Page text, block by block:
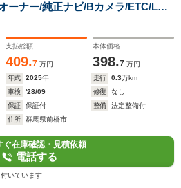
ーナー/純正ナビ/Bカメラ/ETC/LED
ピット/パドルシフト/アクティブ
害物センサー/スマートキー/キー
支払総額
409.7 万円
本体価格
398.7 万円
年式
2025年 走行 0.3万km
車検
'28/09 修復
なし
保証
保証付 整備
法定整備付
住所
群馬県前橋市
ぐ在庫確認・見積依頼
電話する
いています